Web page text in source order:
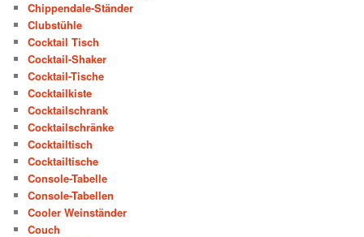
Chippendale-Ständer
Clubstühle
Cocktail Tisch
Cocktail-Shaker
Cocktail-Tische
Cocktailkiste
Cocktailschrank
Cocktailschränke
Cocktailtisch
Cocktailtische
Console-Tabelle
Console-Tabellen
Cooler Weinständer
Couch